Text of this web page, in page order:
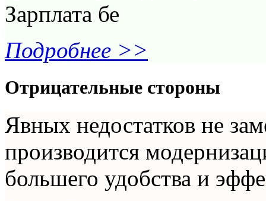
Зарплата бе
Подробнее >>
Отрицательные стороны
Явных недостатков не
производится
большего удобства и